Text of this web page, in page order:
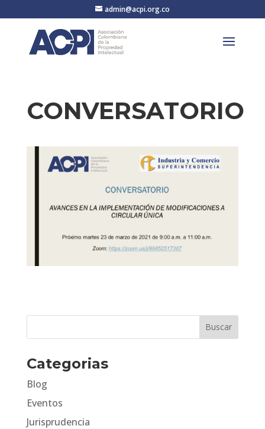
admin@acpi.org.co
CONVERSATORIO
Categorias
Blog
Eventos
Jurisprudencia